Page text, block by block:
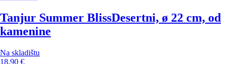
Tanjur Summer BlissDesertni, ø 22 cm, od
kamenine
Na skladištu
18,90 €